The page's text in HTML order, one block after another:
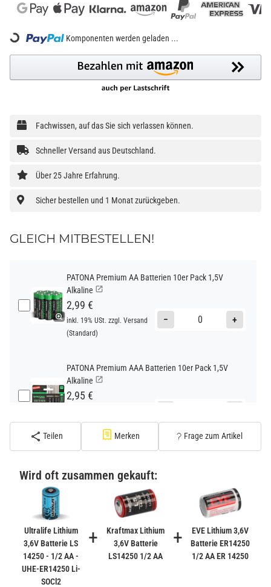
Komponenten werden geladen ...
Fachwissen, auf das Sie sich verlassen können.
Schneller Versand aus Deutschland.
Über 25 Jahre Erfahrung.
Sicher bestellen und 1 Monat zurückgeben.
GLEICH MITBESTELLEN!
PATONA Premium AA Batterien 10er Pack 1,5V
Alkaline
2,99 €
inkl. 19% USt. zzgl. Versand
(Standard)
− +
PATONA Premium AAA Batterien 10er Pack 1,5V
Alkaline
2,95 €
(Standard)
Lithium
inkl. 19% USt. zzgl.Versand
(Gefahrgut UN3090 Versand
gem. SV188 ADR)
+
Verbatim Cool'n'Go AirJet Handventilator 4000mAh
Grau Lila
Teilen Merken Frage zum Artikel
Wird oft zusammen gekauft:
Ultralife Lithium
3,6V Batterie LS
14250 - 1/2 AA -
UHE-ER14250 Li-
SOCl2
+
Kraftmax Lithium
3,6V Batterie
LS14250 1/2 AA
+
EVE Lithium 3,6V
Batterie ER14250
1/2 AA ER 14250